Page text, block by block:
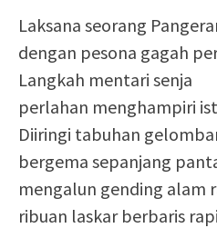
Laksana seorang
dengan pesona gagah
Langkah mentari senja
perlahan menghampiri
Diiringi tabuhan
bergema sepanjang
mengalun gending alam
ribuan laskar berbaris